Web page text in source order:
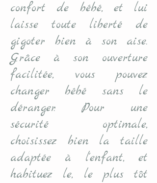
confort de bébé, et lui
laisse toute liberté de
gigoter bien à son aise.
Grâce à son ouverture
facilitée, vous pouvez
changer bébé sans le
déranger. Pour une
sécurité optimale,
choisissez bien la taille
adaptée à l'enfant, et
habituez le, le plus tôt